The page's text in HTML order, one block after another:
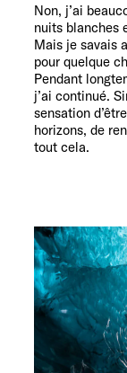
Non, j’ai
nuits blanches
Mais je savais
pour quelque
Pendant
j’ai continué.
sensation
horizons, de
tout cela.